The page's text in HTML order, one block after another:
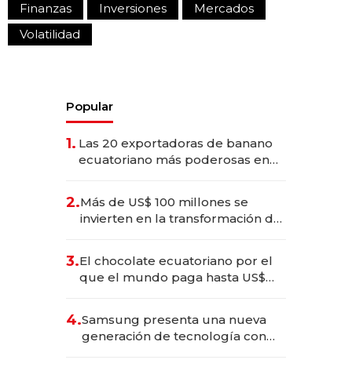
Finanzas
Inversiones
Mercados
Volatilidad
Popular
1. Las 20 exportadoras de banano
ecuatoriano más poderosas en
2.Más de US$ 100 millones se
invierten en la transformación de
3.El chocolate ecuatoriano por el
que el mundo paga hasta US$
4.Samsung presenta una nueva
generación de tecnología con